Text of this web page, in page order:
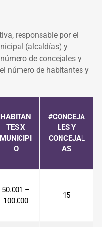
responsable por el
(alcaldías) y
de concejales y
número de habitantes y
HABITAN
TES X
MUNICIPI
O
#CONCEJA
LES Y
CONCEJAL
AS
50.001 –
100.000
15